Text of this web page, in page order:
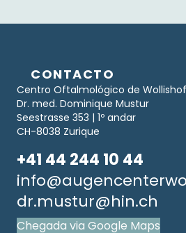
CONTACTO
Centro Oftalmológico de
Dr. med. Dominique Mustur
Seestrasse 353 | 1º andar
CH-8038 Zurique
+41 44 244 10 44
dr.mustur@hin.ch
Chegada via Google Maps